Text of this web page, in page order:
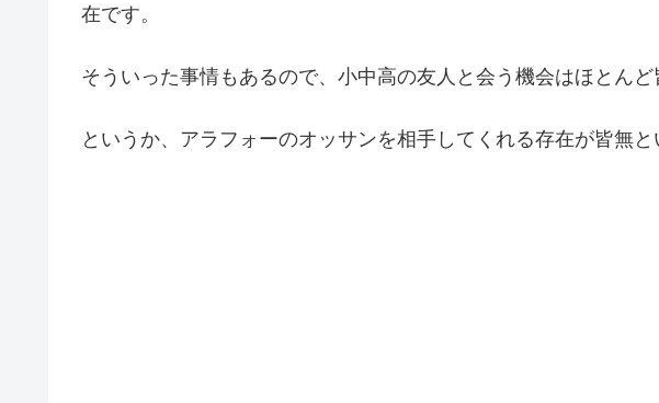
在です。
そういった事情もあるので、小中高の友人と会う機会はほとんど
というか、アラフォーのオッサンを相手してくれる存在が皆無と